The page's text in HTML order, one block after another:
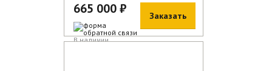
665 000 ₽
В наличии
Заказать